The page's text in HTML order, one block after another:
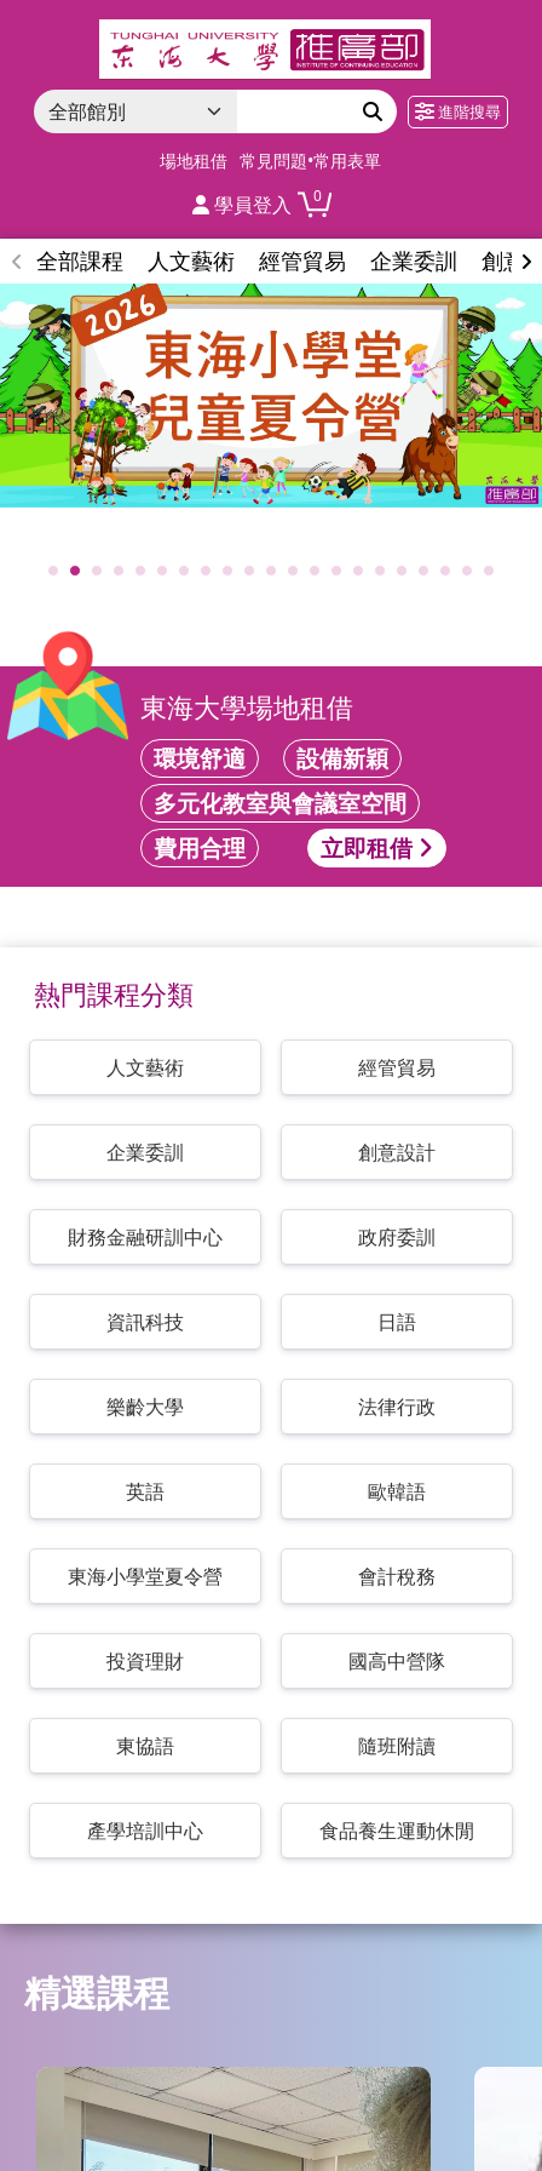
進階搜尋
場地租借 常見問題•常用表單
學員登入 0
全部課程 人文藝術 經管貿易 企業委訓 創意
東海大學場地租借
環境舒適
設備新穎
多元化教室與會議室空間
費用合理
立即租借
熱門課程分類
人文藝術 經管貿易
企業委訓 創意設計
財務金融研訓中心 政府委訓
資訊科技 日語
樂齡大學 法律行政
英語 歐韓語
東海小學堂夏令營 會計稅務
投資理財 國高中營隊
東協語 隨班附讀
產學培訓中心 食品養生運動休閒
精選課程